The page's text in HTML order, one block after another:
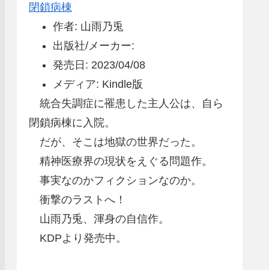
閉鎖病棟
作者: 山雨乃兎
出版社/メーカー:
発売日: 2023/04/08
メディア: Kindle版
統合失調症に罹患した主人公は、自ら
閉鎖病棟に入院。
だが、そこは地獄の世界だった。
精神医療界の現状をえぐる問題作。
事実なのかフィクションなのか。
衝撃のラストへ！
山雨乃兎、渾身の自信作。
KDPより発売中。